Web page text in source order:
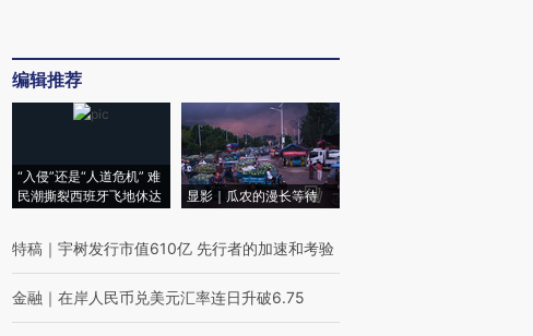
编辑推荐
“入侵”还是“人道危机” 难
民潮撕裂西班牙飞地休达
显影｜瓜农的漫长等待
特稿 ｜ 宇树发行市值610亿 先行者的加速和考验
金融 ｜ 在岸人民币兑美元汇率连日升破6.75